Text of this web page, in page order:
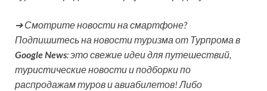
➔ Смотрите новости на смартфоне?
Подпишитесь на новости туризма от Турпрома в
Google News: это свежие идеи для путешествий,
туристические новости и подборки по
распродажам туров и авиабилетов! Либо